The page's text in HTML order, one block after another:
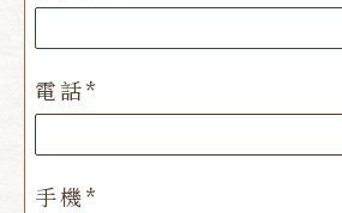
電話*
手機*